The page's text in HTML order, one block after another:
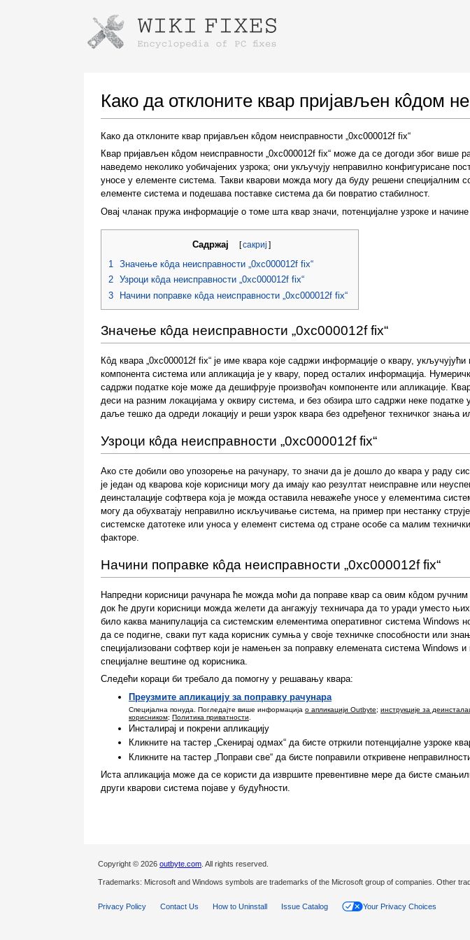
Како да отклоните квар пријављен кôдом
Како да отклоните квар пријављен кôдом неисправности „0xc000012f fix“
Квар пријављен кôдом неисправности „0xc000012f fix“ може да се догоди због више
наведемо неколико уобичајених узрока; они укључују неправилно конфигурисане
уносе у елементе система. Такви кварови можда могу да буду решени специјалним
елементе система и подешава поставке система да би повратио стабилност.
Овај чланак пружа информације о томе шта квар значи, потенцијалне узроке и
Садржај [сакриј ]
1 Значење кôда неисправности „0xc000012f fix“
2 Узроци кôда неисправности „0xc000012f fix“
3
Начини поправке кôда неисправности „0xc000012f fix“
Значење кôда неисправности „0xc000012f fix“
Кôд квара „0xc000012f fix“ је име квара које садржи информације о квару,
компонента система или апликација је у квару, поред осталих информација.
садржи податке које може да дешифрује произвођач компоненте или апликације.
деси на разним локацијама у оквиру система, и без обзира што садржи неке податке
даље тешко да одреди локацију и реши узрок квара без одређеног техничког знања
Узроци кôда неисправности „0xc000012f fix“
Ако сте добили ово упозорење на рачунару, то значи да је дошло до квара у раду
је један од кварова које корисници могу да имају као резултат неисправне или
деинсталације софтвера која је можда оставила неважеће уносе у елементима
могу да обухватају неправилно искључивање система, на пример при нестанку
системске датотеке или уноса у елемент система од стране особе са малим
факторе.
Начини поправке кôда неисправности „0xc000012f fix“
Напредни корисници рачунара ће можда моћи да поправе квар са овим кôдом
док ће други корисници можда желети да ангажују техничара да то уради уместо
било каква манипулација са системским елементима оперативног система Windows
да се подигне, сваки пут када корисник сумња у своје техничке способности или
специјализовани софтвер који је намењен за поправку елемената система Windows и
специјалне вештине од корисника.
Следећи кораци би требало да помогну у решавању квара:
Преузмите апликацију за поправку рачунара
Специјална понуда. Погледајте више информација о апликацији Outbyte; инструкције за
корисником; Политика приватности
Инсталирај и покрени апликацију
Кликните на тастер „Скенирај одмах“ да бисте отркили потенцијалне узроке
Кликните на тастер „Поправи све“ да бисте поправили откривене
Иста апликација може да се користи да извршите превентивне мере да бисте
други кварови система појаве у будућности.
Copyright © 2026 outbyte.com . All rights reserved.
Trademarks: Microsoft and Windows symbols are trademarks of the Microsoft group of companies. Other
Privacy Policy Contact Us How to Uninstall Issue Catalog Your Privacy Choices
Instructions for downloading using Google Chrome
Once the download is complete, click on the
downloaded file link